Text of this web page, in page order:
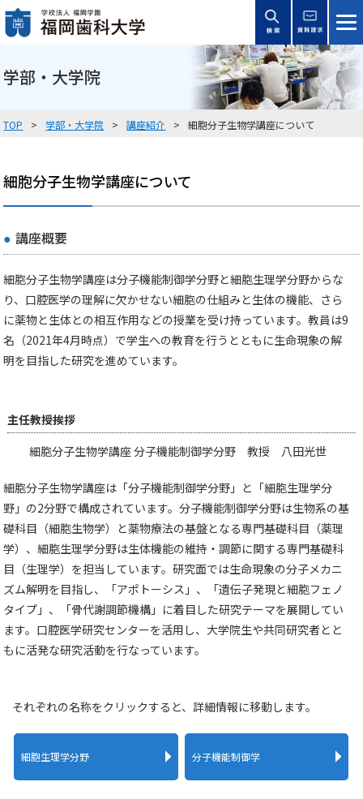
学部・大学院
TOP 学部・大学院 講座紹介 細胞分子生物学講座について
細胞分子生物学講座について
講座概要
細胞分子生物学講座は分子機能制御学分野と細胞生理学分野からな
り、口腔医学の理解に欠かせない細胞の仕組みと生体の機能、さら
に薬物と生体との相互作用などの授業を受け持っています。教員は9
名（2021年4月時点）で学生への教育を行うとともに生命現象の解
明を目指した研究を進めています。
主任教授挨拶
細胞分子生物学講座 分子機能制御学分野 教授 八田光世
細胞分子生物学講座は「分子機能制御学分野」と「細胞生理学分
野」の2分野で構成されています。分子機能制御学分野は生物系の基
礎科目（細胞生物学）と薬物療法の基盤となる専門基礎科目（薬理
学）、細胞生理学分野は生体機能の維持・調節に関する専門基礎科
目（生理学）を担当しています。研究面では生命現象の分子メカニ
ズム解明を目指し、「アポトーシス」、「遺伝子発現と細胞フェノ
タイプ」、「骨代謝調節機構」に着目した研究テーマを展開してい
ます。口腔医学研究センターを活用し、大学院生や共同研究者とと
もに活発な研究活動を行なっています。
それぞれの名称をクリックすると、詳細情報に移動します。
細胞生理学分野 分子機能制御学